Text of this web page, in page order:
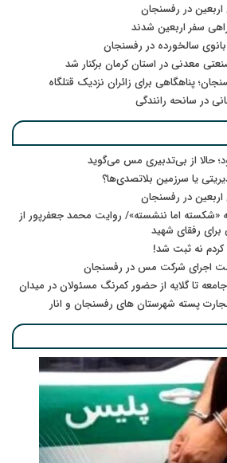
در رفسنجان
سالخورده در رفسنجان
معدنی در استان کرمان برکنار شد
پناهگاهی برای زائران نزدیک قتلگاه
حالا از بی‌تدبیری مس می‌گوید
یا سرزمین بلاتصدی‌ها؟
در رفسنجان
«شکسته اما ننشسته»/ روایت محمد جعفرپور از
کردم نه ثبت شد!
اجرای شرکت مس در رفسنجان
تا گلایه از حضور کمرنگ مسئولان در میدان
پسته شهرستان های رفسنجان و انار